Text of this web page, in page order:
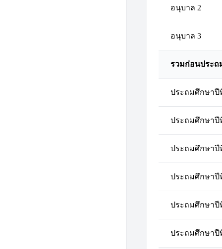
อนุบาล 2
อนุบาล 3
รวมก่อนประถ
ประถมศึกษาปี
ประถมศึกษาปี
ประถมศึกษาปี
ประถมศึกษาปี
ประถมศึกษาปี
ประถมศึกษาปี